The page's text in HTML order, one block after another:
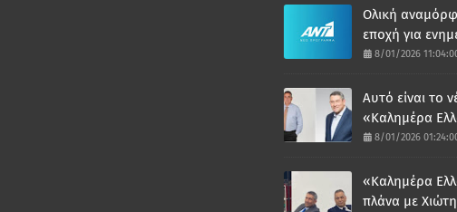
Ολική
εποχή για
8/01/2026
Αυτό είναι το
«Καλημέρα
8/01/2026
«Καλημέρα
πλάνα με